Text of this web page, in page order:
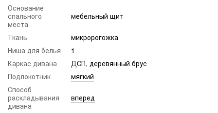
Основание
спального
места
мебельный щит
Ткань
микророгожка
Ниша для белья
1
Каркас дивана
ДСП, деревянный брус
Подлокотник
мягкий
Способ
раскладывания
дивана
вперед